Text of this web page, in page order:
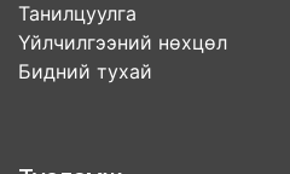
Танилцуулга
Үйлчилгээний нөхцөл
Бидний тухай